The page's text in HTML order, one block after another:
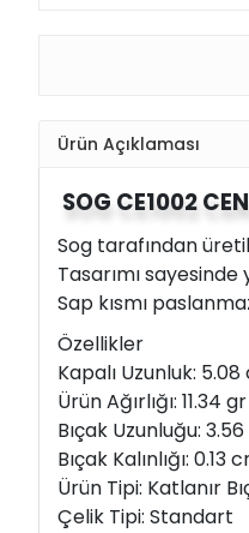
Ürün Açıklaması
SOG CE1002
Sog tarafından
Tasarımı
Sap kısmı
Özellikler
Kapalı Uzunluk:
Ürün Ağırlığı: 11.34 gr
Bıçak Uzunluğu:
Bıçak Kalınlığı: 0.13
Ürün Tipi: Katlanır
Çelik Tipi: Standart